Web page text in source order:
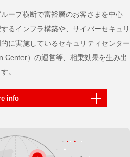
ープ横断で富裕層のお客さまを中心
るインフラ構築や、サイバーセキュリ
に実施しているセキュリティセンター
Center）の運営等、相乗効果を生み出
。
More info